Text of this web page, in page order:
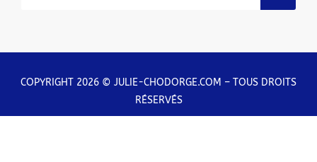
COPYRIGHT 2026 © JULIE-CHODORGE.COM – TOUS DROITS
RÉSERVÉS